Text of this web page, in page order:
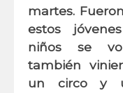
martes.
estos
niños se
también
un circo y